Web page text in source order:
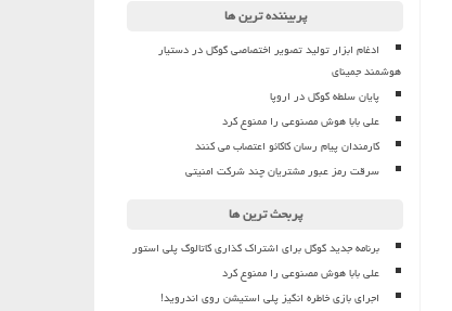
پربیننده ترین ها
ادغام ابزار تولید تصویر اختصاصی گوگل در دستیار
هوشمند جمینای
پایان سلطه گوگل در اروپا
علی بابا هوش مصنوعی را ممنوع کرد
کارمندان پیام رسان کاکائو اعتصاب می کنند
سرقت رمز عبور مشتریان چند شرکت امنیتی
پربحث ترین ها
برنامه جدید گوگل برای اشتراک گذاری کاتالوگ پلی استور
علی بابا هوش مصنوعی را ممنوع کرد
اجرای بازی خاطره انگیز پلی استیشن روی اندروید!